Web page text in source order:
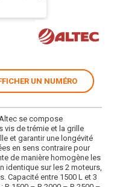
se compose
vis de trémie et la grille
et garantir une longévité
en sens contraire pour
de manière homogène les
identique sur les 2 moteurs,
Capacité entre 1500 L et 3
UN NUMÉRO